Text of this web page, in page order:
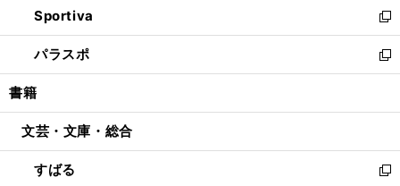
く
ド
ウ
で
開
ィ
ン
ド
ウ
開
い
ウ
ィ
ン
ウ
開
く
Sportiva
新
し
い
ウ
ン
ウ
で
パラスポ
新
し
ウ
ン
ド
書籍
文芸・文庫・総合
すばる
新